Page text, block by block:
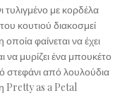
με κορδέλα
κουτιού διακοσμεί
φαίνεται να έχει
να μυρίζει ένα μπουκέτο
από λουλούδια
Pretty as a Petal